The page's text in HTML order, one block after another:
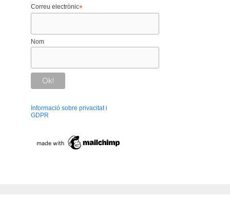
Correu electrònic*
Nom
Informació sobre privacitat i
GDPR